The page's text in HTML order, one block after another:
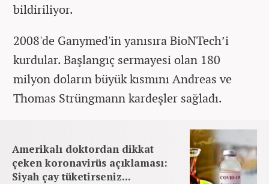
bildiriliyor.
2008'de Ganymed'in yanısıra BioNTech’i
kurdular. Başlangıç sermayesi olan 180
milyon doların büyük kısmını Andreas ve
Thomas Strüngmann kardeşler sağladı.
Amerikalı doktordan dikkat
çeken koronavirüs açıklaması:
Siyah çay tüketirseniz...